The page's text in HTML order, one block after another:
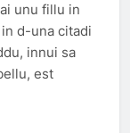
unu fillu in
d-una citadi
innui sa
est